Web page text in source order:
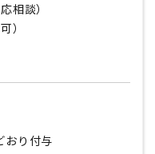
相談）
）
おり付与